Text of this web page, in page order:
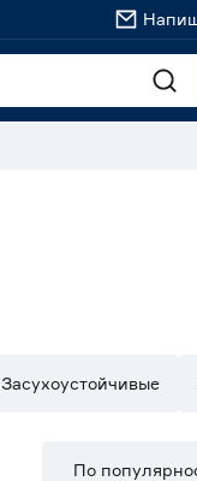
Засухоустойчивые
По